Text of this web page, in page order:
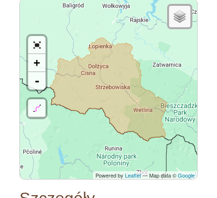
+
-
Powered by Leaflet— Map data ©Google